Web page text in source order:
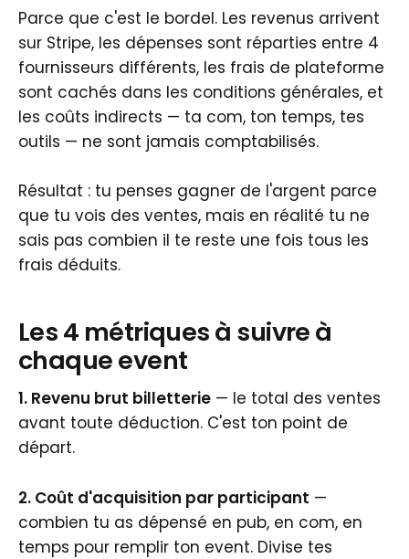
Parce que c'est le bordel. Les revenus arrivent
sur Stripe, les dépenses sont réparties entre 4
fournisseurs différents, les frais de plateforme
sont cachés dans les conditions générales, et
les coûts indirects — ta com, ton temps, tes
outils — ne sont jamais comptabilisés.
Résultat : tu penses gagner de l'argent parce
que tu vois des ventes, mais en réalité tu ne
sais pas combien il te reste une fois tous les
frais déduits.
Les 4 métriques à suivre à
chaque event
1. Revenu brut billetterie — le total des ventes
avant toute déduction. C'est ton point de
départ.
2. Coût d'acquisition par participant —
combien tu as dépensé en pub, en com, en
temps pour remplir ton event. Divise tes